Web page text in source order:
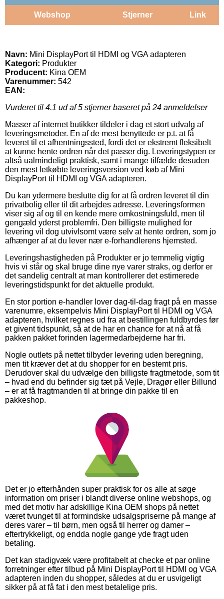
Webshop Stjerner Link
Navn: Mini DisplayPort til HDMI og VGA adapteren
Kategori: Produkter
Producent: Kina OEM
Varenummer: 542
EAN:
Vurderet til 4.1 ud af 5 stjerner baseret på 24 anmeldelser
Masser af internet butikker tildeler i dag et stort udvalg af
leveringsmetoder. En af de mest benyttede er p.t. at få
leveret til et afhentningssted, fordi det er ekstremt fleksibelt
at kunne hente ordren når det passer dig. Leveringstypen er
altså ualmindeligt praktisk, samt i mange tilfælde desuden
den mest letkøbte leveringsversion ved køb af Mini
DisplayPort til HDMI og VGA adapteren.
Du kan ydermere beslutte dig for at få ordren leveret til din
privatbolig eller til dit arbejdes adresse. Leveringsformen
viser sig af og til en kende mere omkostningsfuld, men til
gengæld yderst problemfri. Den billigste mulighed for
levering vil dog utvivlsomt være selv at hente ordren, som jo
afhænger af at du lever nær e-forhandlerens hjemsted.
Leveringshastigheden på Produkter er jo temmelig vigtig
hvis vi står og skal bruge dine nye varer straks, og derfor er
det sandelig centralt at man kontrollerer det estimerede
leveringstidspunkt for det aktuelle produkt.
En stor portion e-handler lover dag-til-dag fragt på en masse
varenumre, eksempelvis Mini DisplayPort til HDMI og VGA
adapteren, hvilket regnes ud fra at bestillingen fuldbyrdes før
et givent tidspunkt, så at de har en chance for at nå at få
pakken pakket forinden lagermedarbejderne har fri.
Nogle outlets på nettet tilbyder levering uden beregning,
men tit kræver det at du shopper for en bestemt pris.
Derudover skal du udvælge den billigste fragtmetode, som tit
– hvad end du befinder sig tæt på Vejle, Dragør eller Billund
– er at få fragtmanden til at bringe din pakke til en
pakkeshop.
Det er jo efterhånden super praktisk for os alle at søge
information om priser i blandt diverse online webshops, og
med det motiv har adskillige Kina OEM shops på nettet
været tvunget til at formindske udsalgspriserne på mange af
deres varer – til børn, men også til herrer og damer –
eftertrykkeligt, og endda nogle gange yde fragt uden
betaling.
Det kan stadigvæk være profitabelt at checke et par online
forretninger efter tilbud på Mini DisplayPort til HDMI og VGA
adapteren inden du shopper, således at du er usvigeligt
sikker på at få fat i den mest betalelige pris.